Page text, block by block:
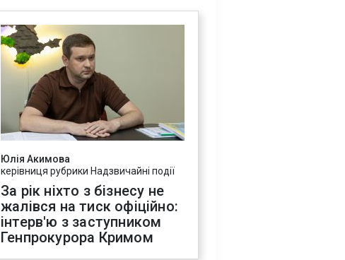
Юлія Акимова
керівниця рубрики Надзвичайні події
За рік ніхто з бізнесу не
жалівся на тиск офіційно:
інтерв'ю з заступником
Генпрокурора Кримом